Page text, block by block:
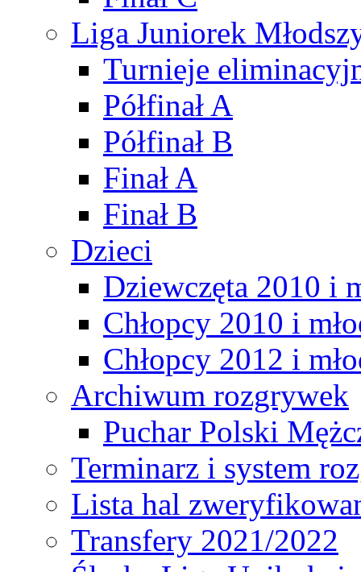
Liga Juniorek
Turnieje
Półfinał A
Półfinał B
Finał A
Finał B
Dzieci
Dziewczęta 2010 i
Chłopcy 2010 i
Chłopcy 2012 i
Archiwum rozgrywek
Puchar Polski
Terminarz i system
Lista hal
Transfery 2021/2022